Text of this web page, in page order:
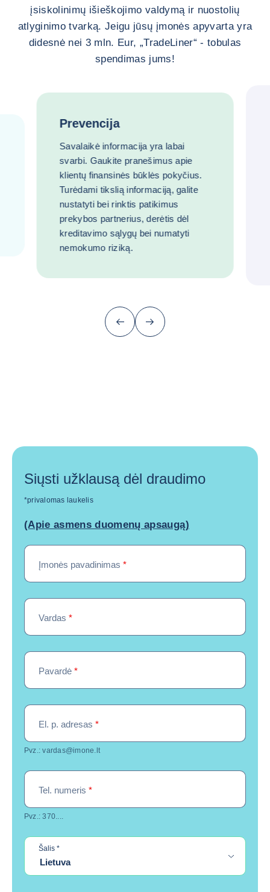
įsiskolinimų išieškojimo valdymą ir nuostolių
atlyginimo tvarką. Jeigu jūsų įmonės apyvarta yra
didesnė nei 3 mln. Eur, „TradeLiner“ - tobulas
spendimas jums!
Prevencija
Savalaikė informacija yra labai
svarbi. Gaukite pranešimus apie
klientų finansinės būklės pokyčius.
Turėdami tikslią informaciją, galite
nustatyti bei rinktis patikimus
prekybos partnerius, derėtis dėl
kreditavimo sąlygų bei numatyti
nemokumo riziką.
Ankstesnis (grįžti prie paskutinio
Kitas
Siųsti užklausą dėl draudimo
*privalomas laukelis
(Apie asmens duomenų apsaugą)
Įmonės pavadinimas *
Vardas *
Pavardė *
El. p. adresas *
Pvz.: vardas@imone.lt
Tel. numeris *
Pvz.: 370....
Šalis *required
Lietuva